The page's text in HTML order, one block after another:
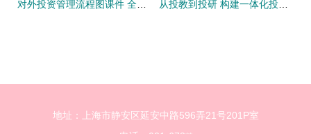
地址：上海市静安区延安中路596弄21号201P室